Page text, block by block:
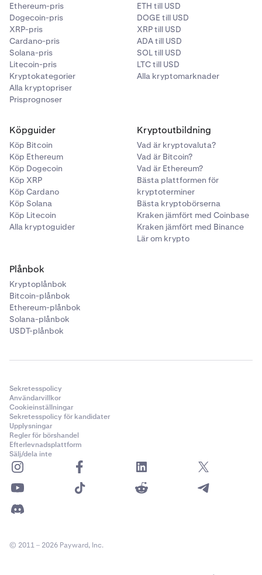
Ethereum-pris
Dogecoin-pris
XRP-pris
Cardano-pris
Solana-pris
Litecoin-pris
Kryptokategorier
Alla kryptopriser
Prisprognoser
ETH till USD
DOGE till USD
XRP till USD
ADA till USD
SOL till USD
LTC till USD
Alla kryptomarknader
Köpguider
Köp Bitcoin
Köp Ethereum
Köp Dogecoin
Köp XRP
Köp Cardano
Köp Solana
Köp Litecoin
Alla kryptoguider
Kryptoutbildning
Vad är kryptovaluta?
Vad är Bitcoin?
Vad är Ethereum?
Bästa plattformen för
kryptoterminer
Bästa kryptobörserna
Kraken jämfört med Coinbase
Kraken jämfört med Binance
Lär om krypto
Plånbok
Kryptoplånbok
Bitcoin-plånbok
Ethereum-plånbok
Solana-plånbok
USDT-plånbok
Sekretesspolicy
Användarvillkor
Cookieinställningar
Sekretesspolicy för kandidater
Upplysningar
Regler för börshandel
Efterlevnadsplattform
Sälj/dela inte
© 2011 – 2026 Payward, Inc.